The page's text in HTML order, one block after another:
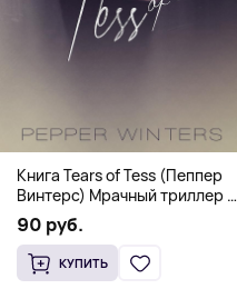
Книга Tears of Tess (Пеппер
Винтерс) Мрачный триллер о
выживании и страсти (18+)
90 руб.
КУПИТЬ